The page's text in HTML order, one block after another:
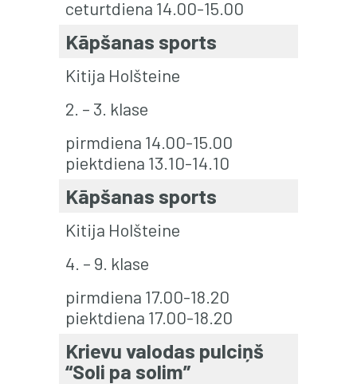
ceturtdiena 14.00-15.00
Kāpšanas sports
Kitija Holšteine
2. – 3. klase
pirmdiena 14.00-15.00
piektdiena 13.10-14.10
Kāpšanas sports
Kitija Holšteine
4. – 9. klase
pirmdiena 17.00-18.20
piektdiena 17.00-18.20
Krievu valodas pulciņš
“Soli pa solim”